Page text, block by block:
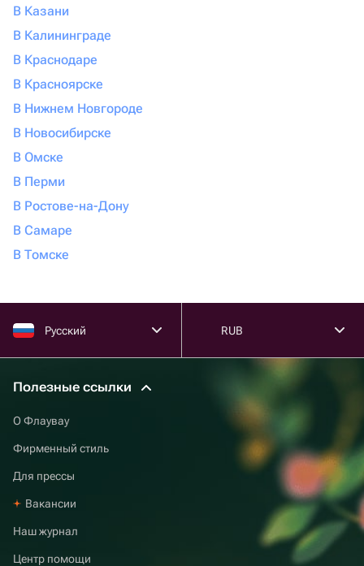
В Казани
В Калининграде
В Краснодаре
В Красноярске
В Нижнем Новгороде
В Новосибирске
В Омске
В Перми
В Ростове-на-Дону
В Самаре
В Томске
Русский RUB
Полезные ссылки
О Флаувау
Фирменный стиль
Для прессы
Вакансии
Наш журнал
Центр помощи